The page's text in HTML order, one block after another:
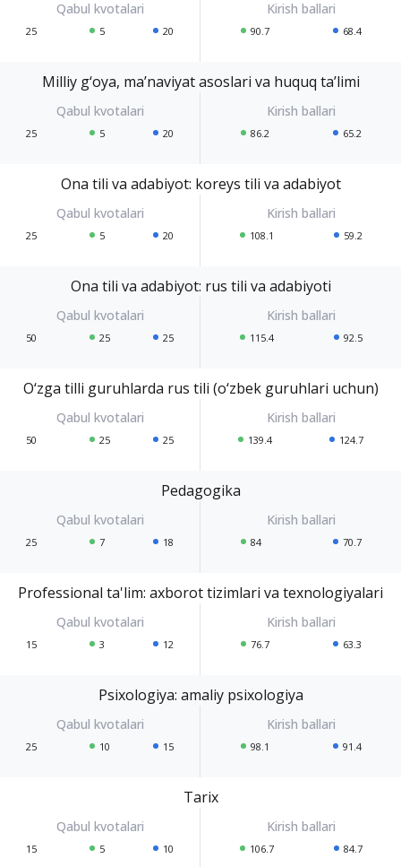
25 5 20 90.7 68.4
Milliy g‘oya, ma’naviyat asoslari va huquq ta’limi
25 5 20 86.2 65.2
Ona tili va adabiyot: koreys tili va adabiyot
25 5 20 108.1 59.2
Ona tili va adabiyot: rus tili va adabiyoti
50 25 25 115.4 92.5
O‘zga tilli guruhlarda rus tili (o‘zbek guruhlari uchun)
50 25 25 139.4 124.7
Pedagogika
25 7 18 84 70.7
Professional ta'lim: axborot tizimlari va texnologiyalari
15 3 12 76.7 63.3
Psixologiya: amaliy psixologiya
25 10 15 98.1 91.4
Tarix
15 5 10 106.7 84.7